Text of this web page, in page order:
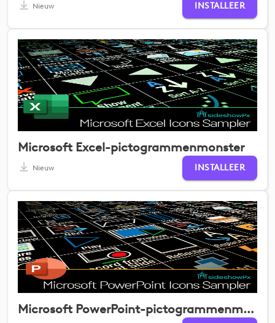
Nieuw INSTALLEER
Microsoft Excel-pictogrammenmonster
Nieuw INSTALLEER
Microsoft PowerPoint-pictogrammenmonster